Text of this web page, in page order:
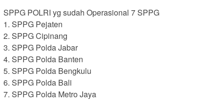
SPPG POLRI yg sudah Operasional 7 SPPG
1. SPPG Pejaten
2. SPPG Cipinang
3. SPPG Polda Jabar
4. SPPG Polda Banten
5. SPPG Polda Bengkulu
6. SPPG Polda Bali
7. SPPG Polda Metro Jaya